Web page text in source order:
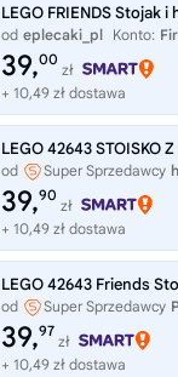
od eplecaki_pl Konto:
39,00
zł
+ 10,49 zł dostawa
LEGO 42643 STOISKO
od Super Sprzedawcy
39,90
zł
+ 10,49 zł dostawa
od Super Sprzedawcy
39,97
zł
+ 10,49 zł dostawa